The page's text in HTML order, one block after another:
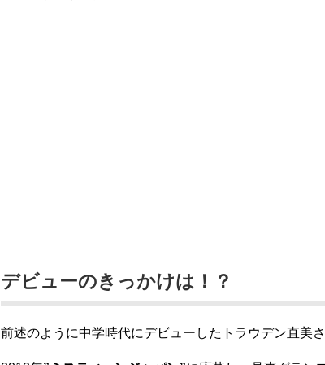
デビューのきっかけは！？
前述のように中学時代にデビューしたトラウデン直美